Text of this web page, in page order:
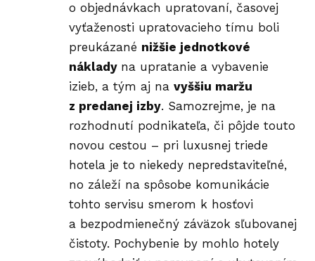
o objednávkach upratovaní, časovej
vyťaženosti upratovacieho tímu boli
preukázané nižšie jednotkové
náklady na upratanie a vybavenie
izieb, a tým aj na vyššiu maržu
z predanej izby. Samozrejme, je na
rozhodnutí podnikateľa, či pôjde touto
novou cestou – pri luxusnej triede
hotela je to niekedy nepredstaviteľné,
no záleží na spôsobe komunikácie
tohto servisu smerom k hosťovi
a bezpodmienečný záväzok sľubovanej
čistoty. Pochybenie by mohlo hotely